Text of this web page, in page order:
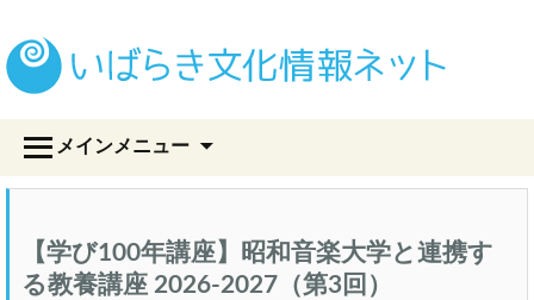
メインメニュー
テ
へ
ス
【学び100年講座】昭和音楽大学と連携す
る教養講座 2026-2027（第3回）